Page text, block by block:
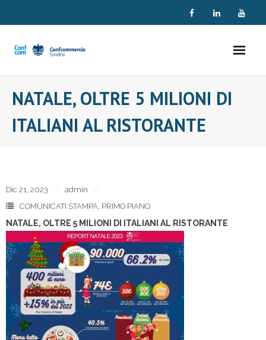
NATALE, OLTRE 5 MILIONI DI
ITALIANI AL RISTORANTE
Dic 21, 2023
admin
COMUNICATI STAMPA, PRIMO PIANO
NATALE, OLTRE 5 MILIONI DI ITALIANI AL RISTORANTE